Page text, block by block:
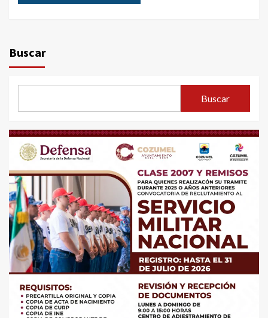
Buscar
Buscar